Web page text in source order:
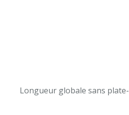
Longueur globale sans plate-